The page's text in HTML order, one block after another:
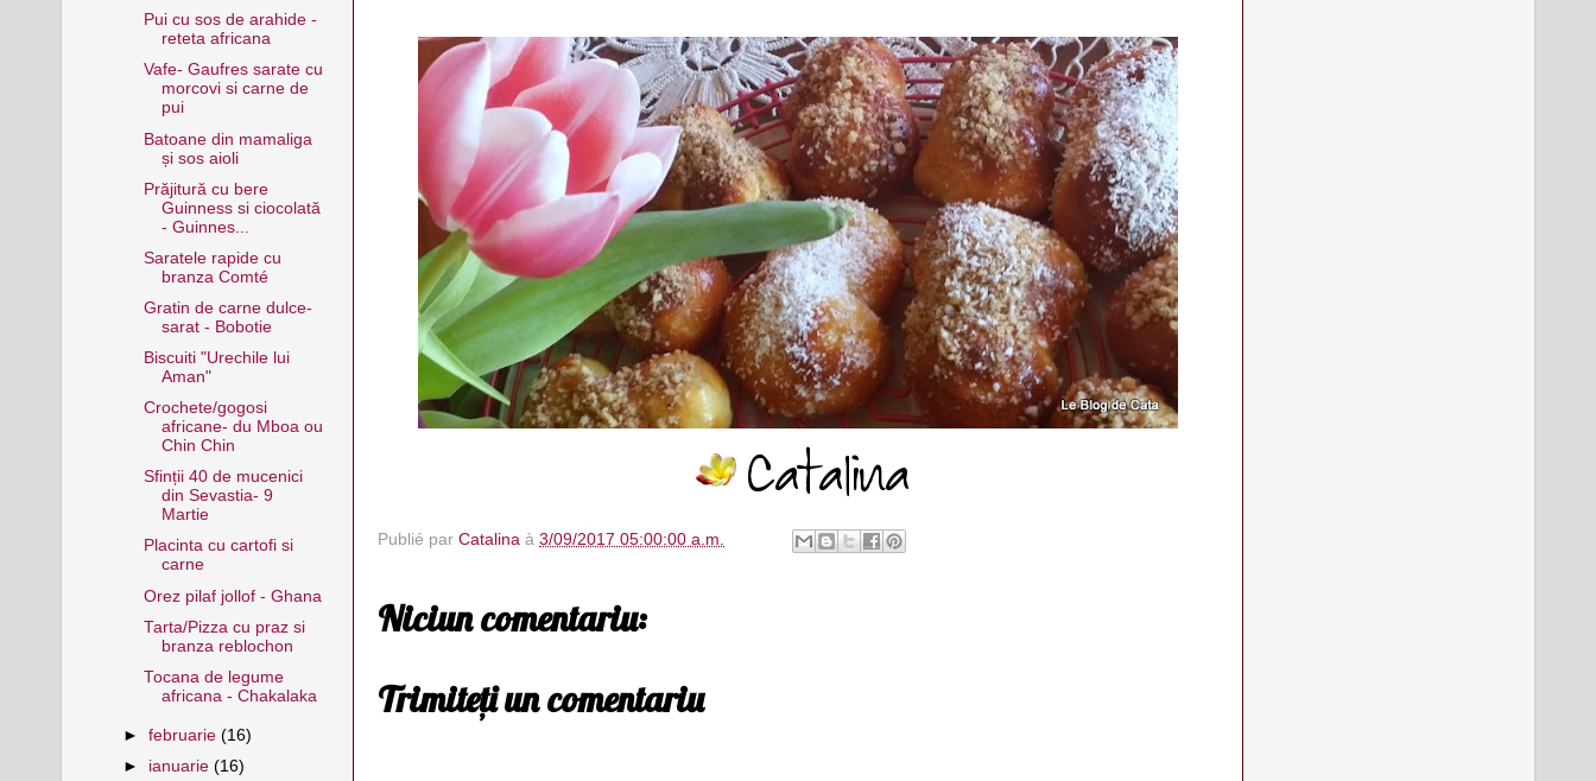
Publié par Catalina à 3/09/2017 05:00:00 a.m.
Niciun comentariu:
Trimiteți un comentariu
Pui cu sos de arahide -
reteta africana
Vafe- Gaufres sarate cu
morcovi si carne de
pui
Batoane din mamaliga
și sos aioli
Prăjitură cu bere
Guinness si ciocolată
- Guinnes...
Saratele rapide cu
branza Comté
Gratin de carne dulce-
sarat - Bobotie
Biscuiti "Urechile lui
Aman"
Crochete/gogosi
africane- du Mboa ou
Chin Chin
Sfinții 40 de mucenici
din Sevastia- 9
Martie
Placinta cu cartofi si
carne
Orez pilaf jollof - Ghana
Tarta/Pizza cu praz si
branza reblochon
Tocana de legume
africana - Chakalaka
►februarie(16)
► ianuarie(16)